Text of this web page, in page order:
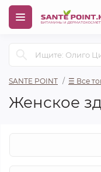
SANTE POINT ☰ Все
Женское